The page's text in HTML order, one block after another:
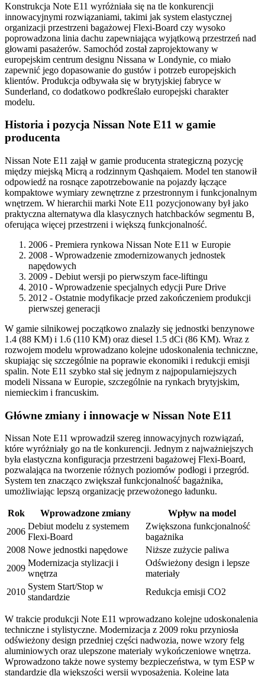
Konstrukcja Note E11 wyróżniała się na tle konkurencji
innowacyjnymi rozwiązaniami, takimi jak system elastycznej
organizacji przestrzeni bagażowej Flexi-Board czy wysoko
poprowadzona linia dachu zapewniająca wyjątkową przestrzeń nad
głowami pasażerów. Samochód został zaprojektowany w
europejskim centrum designu Nissana w Londynie, co miało
zapewnić jego dopasowanie do gustów i potrzeb europejskich
klientów. Produkcja odbywała się w brytyjskiej fabryce w
Sunderland, co dodatkowo podkreślało europejski charakter
modelu.
Historia i pozycja Nissan Note E11 w gamie
producenta
Nissan Note E11 zajął w gamie producenta strategiczną pozycję
między miejską Micrą a rodzinnym Qashqaiem. Model ten stanowił
odpowiedź na rosnące zapotrzebowanie na pojazdy łączące
kompaktowe wymiary zewnętrzne z przestronnym i funkcjonalnym
wnętrzem. W hierarchii marki Note E11 pozycjonowany był jako
praktyczna alternatywa dla klasycznych hatchbacków segmentu B,
oferująca więcej przestrzeni i większą funkcjonalność.
2006 - Premiera rynkowa Nissan Note E11 w Europie
2008 - Wprowadzenie zmodernizowanych jednostek
napędowych
2009 - Debiut wersji po pierwszym face-liftingu
2010 - Wprowadzenie specjalnych edycji Pure Drive
2012 - Ostatnie modyfikacje przed zakończeniem produkcji
pierwszej generacji
W gamie silnikowej początkowo znalazły się jednostki benzynowe
1.4 (88 KM) i 1.6 (110 KM) oraz diesel 1.5 dCi (86 KM). Wraz z
rozwojem modelu wprowadzano kolejne udoskonalenia techniczne,
skupiając się szczególnie na poprawie ekonomiki i redukcji emisji
spalin. Note E11 szybko stał się jednym z najpopularniejszych
modeli Nissana w Europie, szczególnie na rynkach brytyjskim,
niemieckim i francuskim.
Główne zmiany i innowacje w Nissan Note E11
Nissan Note E11 wprowadził szereg innowacyjnych rozwiązań,
które wyróżniały go na tle konkurencji. Jednym z najważniejszych
była elastyczna konfiguracja przestrzeni bagażowej Flexi-Board,
pozwalająca na tworzenie różnych poziomów podłogi i przegród.
System ten znacząco zwiększał funkcjonalność bagażnika,
umożliwiając lepszą organizację przewożonego ładunku.
Rok Wprowadzone zmiany
Wpływ na model
2006
Debiut modelu z systemem
Flexi-Board
Zwiększona funkcjonalność
bagażnika
2008 Nowe jednostki napędowe
Niższe zużycie paliwa
2009
Modernizacja stylizacji i
wnętrza
Odświeżony design i lepsze
materiały
2010
System Start/Stop w
standardzie
Redukcja emisji CO2
W trakcie produkcji Note E11 wprowadzano kolejne udoskonalenia
techniczne i stylistyczne. Modernizacja z 2009 roku przyniosła
odświeżony design przedniej części nadwozia, nowe wzory felg
aluminiowych oraz ulepszone materiały wykończeniowe wnętrza.
Wprowadzono także nowe systemy bezpieczeństwa, w tym ESP w
standardzie dla większości wersji wyposażenia. Kolejne lata